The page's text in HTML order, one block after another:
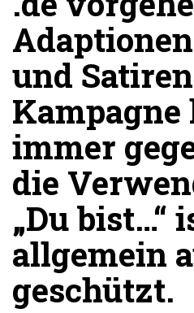
Adaptionen
und
Kampagne
immer
die
„Du bist…“
allgemein
geschützt.